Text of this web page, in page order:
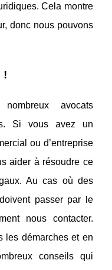
Cela montre
donc nous pouvons
!
avocats
Si vous avez un
ou d’entreprise
aider à résoudre ce
Au cas où des
passer par le
nous contacter.
les démarches et en
conseils qui